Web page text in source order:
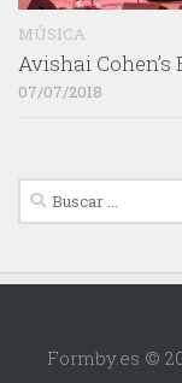
MÚSICA
Avishai
07/07/2018
Buscar:
Formby.es ©